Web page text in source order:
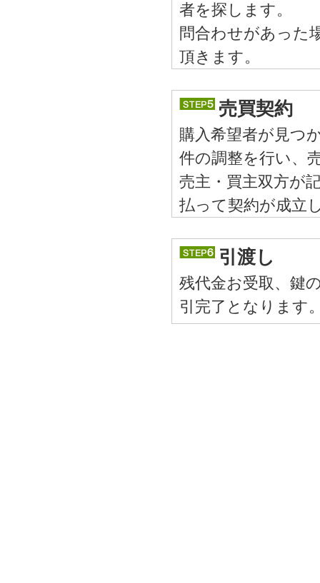
者を探します。
問合わせがあった
頂きます。
売買契約
購入希望者が見つ
件の調整を行い、
売主・買主双方が
払って契約が成立
引渡し
残代金お受取、鍵
引完了となります